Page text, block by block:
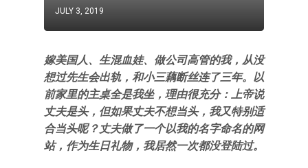
JULY 3, 2019
嫁美国人、生混血娃、做公司高管的我，从没
想过先生会出轨，和小三藕断丝连了三年。以
前家里的主桌全是我坐，理由很充分：上帝说
丈夫是头，但如果丈夫不想当头，我又特别适
合当头呢？丈夫做了一个以我的名字命名的网
站，作为生日礼物，我居然一次都没登陆过。